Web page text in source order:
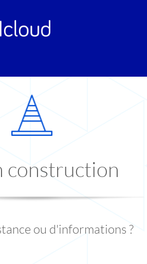
construction
ou d'informations ?